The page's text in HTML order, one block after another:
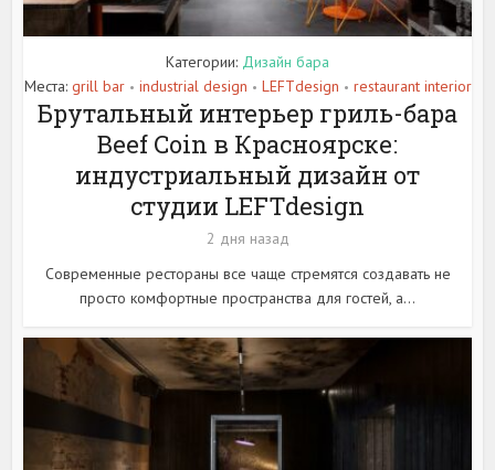
Категории: Дизайн бара
Места: grill bar • industrial design • LEFTdesign • restaurant interior
Брутальный интерьер гриль-бара
Beef Coin в Красноярске:
индустриальный дизайн от
студии LEFTdesign
2 дня назад
Современные рестораны все чаще стремятся создавать не
просто комфортные пространства для гостей, а...